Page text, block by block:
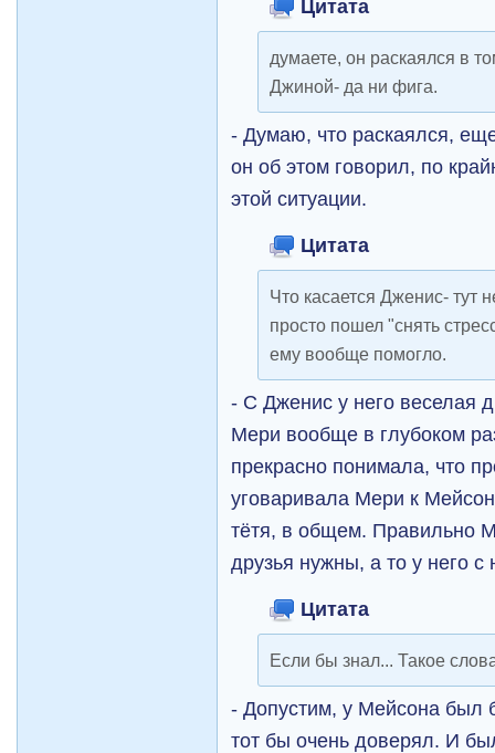
Цитата
думаете, он раскаялся в
Джиной- да ни фига.
- Думаю, что раскаялся,
он об этом говорил, по
этой ситуации.
Цитата
Что касается Дженис- тут
просто пошел "снять
ему вообще помогло.
- С Дженис у него веселая
Мери вообще в глубоком
прекрасно понимала, что
уговаривала Мери к
тётя, в общем. Правильно
друзья нужны, а то у него с
Цитата
Если бы знал... Такое
- Допустим, у Мейсона был
тот бы очень доверял. И